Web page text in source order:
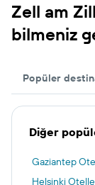
Zell am
bilmeniz
Popüler
Diğer
Gaziantep
Helsinki